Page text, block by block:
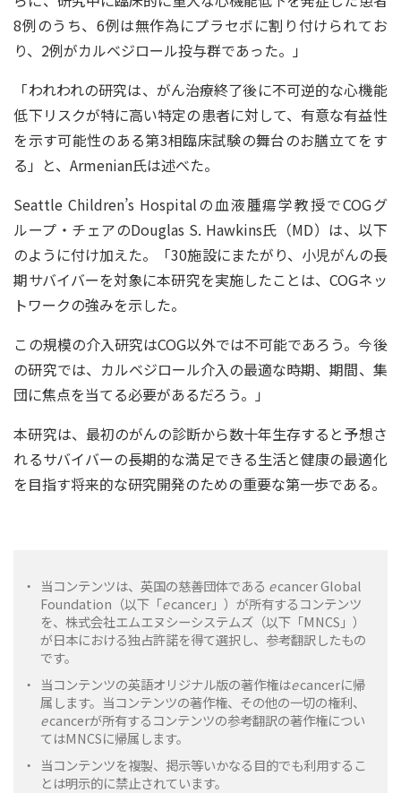
8例のうち、6例は無作為にプラセボに割り付けられてお
り、2例がカルベジロール投与群であった。」
「われわれの研究は、がん治療終了後に不可逆的な心機能
低下リスクが特に高い特定の患者に対して、有意な有益性
を示す可能性のある第3相臨床試験の舞台のお膳立てをす
る」と、Armenian氏は述べた。
Seattle Children’s Hospitalの血液腫瘍学教授でCOGグ
ループ・チェアのDouglas S. Hawkins氏（MD）は、以下
のように付け加えた。「30施設にまたがり、小児がんの長
期サバイバーを対象に本研究を実施したことは、COGネッ
トワークの強みを示した。
この規模の介入研究はCOG以外では不可能であろう。今後
の研究では、カルベジロール介入の最適な時期、期間、集
団に焦点を当てる必要があるだろう。」
本研究は、最初のがんの診断から数十年生存すると予想さ
れるサバイバーの長期的な満足できる生活と健康の最適化
を目指す将来的な研究開発のための重要な第一歩である。
・ 当コンテンツは、英国の慈善団体である ecancer Global
Foundation（以下「ecancer」）が所有するコンテンツ
を、株式会社エムエヌシーシステムズ（以下「MNCS」）
が日本における独占許諾を得て選択し、参考翻訳したもの
です。
・
当コンテンツの英語オリジナル版の著作権はecancerに帰
属します。当コンテンツの著作権、その他の一切の権利、
ecancerが所有するコンテンツの参考翻訳の著作権につい
てはMNCSに帰属します。
・
当コンテンツを複製、掲示等いかなる目的でも利用するこ
とは明示的に禁止されています。